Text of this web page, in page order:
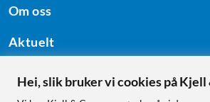
Om oss
Aktuelt
Følg oss
Hei, slik bruker vi cookies på Kjell